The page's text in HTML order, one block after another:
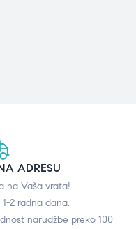
ADRESU
na Vaša vrata!
1-2 radna dana.
narudžbe preko 100